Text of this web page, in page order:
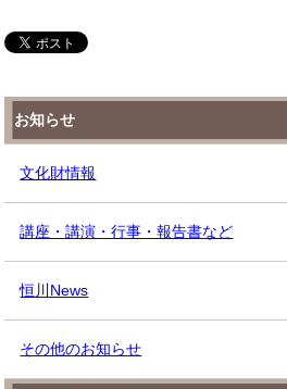
お知らせ
文化財情報
講座・講演・行事・報告書など
恒川News
その他のお知らせ